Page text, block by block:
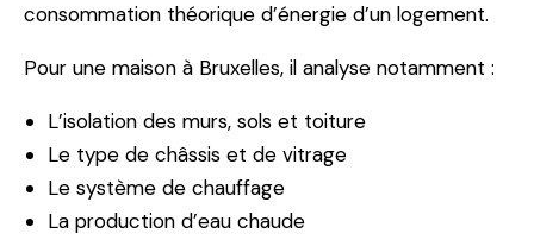
consommation théorique d’énergie d’un logement.
Pour une maison à Bruxelles, il analyse notamment :
L’isolation des murs, sols et toiture
Le type de châssis et de vitrage
Le système de chauffage
La production d’eau chaude